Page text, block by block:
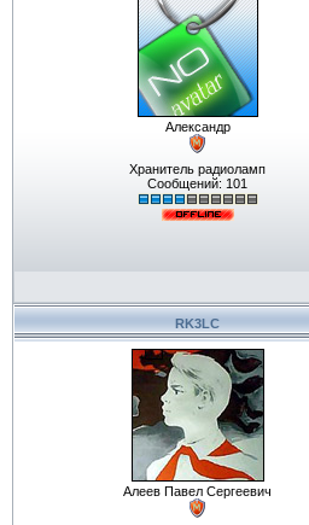
Александр
Хранитель радиоламп
Сообщений: 101
RK3LC
Алеев Павел Сергеевич